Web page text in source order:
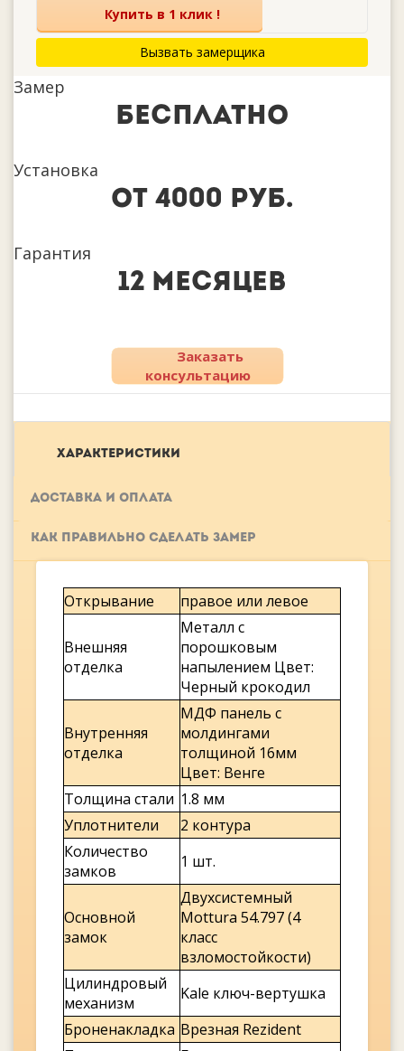
Купить в 1 клик !
Вызвать замерщика
Замер
бесплатно
Установка
от 4000 руб.
Гарантия
12 месяцев
Заказать
консультацию
ХАРАКТЕРИСТИКИ
ДОСТАВКА И ОПЛАТА
КАК ПРАВИЛЬНО СДЕЛАТЬ ЗАМЕР
Открывание правое или левое
Внешняя
отделка
Металл с
порошковым
напылением Цвет:
Черный крокодил
Внутренняя
отделка
МДФ панель с
молдингами
толщиной 16мм
Цвет: Венге
Толщина стали 1.8 мм
Уплотнители
2 контура
Количество
замков
1 шт.
Основной
замок
Двухсистемный
Mottura 54.797 (4
класс
взломостойкости)
Цилиндровый
механизм
Kale ключ-вертушка
Броненакладка Врезная Rezident